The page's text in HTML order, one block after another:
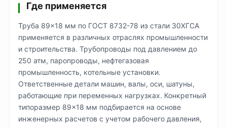
Где применяется
Труба 89×18 мм по ГОСТ 8732-78 из стали 30ХГСА
применяется в различных отраслях промышленности
и строительства. Трубопроводы под давлением до
250 атм, паропроводы, нефтегазовая
промышленность, котельные установки.
Ответственные детали машин, валы, оси, шатуны,
работающие при переменных нагрузках. Конкретный
типоразмер 89×18 мм подбирается на основе
инженерных расчетов с учетом рабочего давления,